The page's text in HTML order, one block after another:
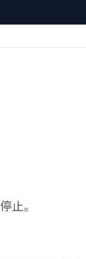
止。